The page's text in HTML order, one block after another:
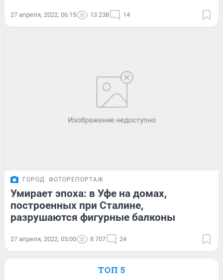
27 апреля, 2022, 06:15 13 238 14
ГОРОД ФОТОРЕПОРТАЖ
Умирает эпоха: в Уфе на домах,
построенных при Сталине,
разрушаются фигурные балконы
27 апреля, 2022, 05:00 8 707 24
ТОП 5